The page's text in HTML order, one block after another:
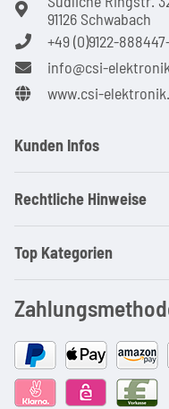
91126 Schwabach
+49 (0)9122-
info@csi-
www.csi-
Kunden Infos
Rechtliche Hinweise
Top Kategorien